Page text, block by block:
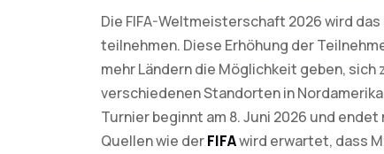
Die FIFA-Weltmeisterschaft 2026 wird
teilnehmen. Diese Erhöhung der
mehr Ländern die Möglichkeit geben,
verschiedenen Standorten in
Turnier beginnt am 8. Juni 2026 und
Quellen wie derFIFAwird erwartet, dass